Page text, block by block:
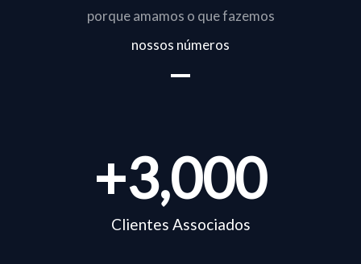
porque amamos o que fazemos
nossos números
Clientes Associados
+3,000